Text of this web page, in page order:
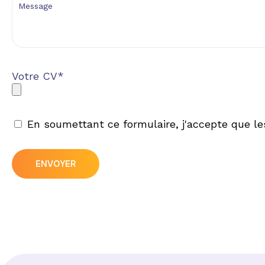
Votre CV*
En soumettant ce formulaire, j'accepte que